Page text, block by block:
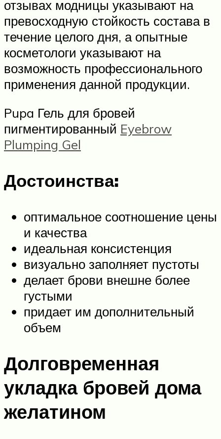
отзывах модницы указывают на
превосходную стойкость состава в
течение целого дня, а опытные
косметологи указывают на
возможность профессионального
применения данной продукции.
Pupa Гель для бровей
пигментированный Eyebrow
Plumping Gel
Достоинства:
оптимальное соотношение цены
и качества
идеальная консистенция
визуально заполняет пустоты
делает брови внешне более
густыми
придает им дополнительный
объем
Долговременная
укладка бровей дома
желатином